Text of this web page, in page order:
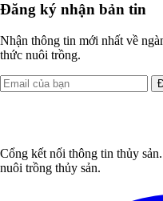
Đăng ký nhận bản tin
Nhận thông tin mới nhất về
thức nuôi trồng.
Cổng kết nối thông tin thủy
nuôi trồng thủy sản.